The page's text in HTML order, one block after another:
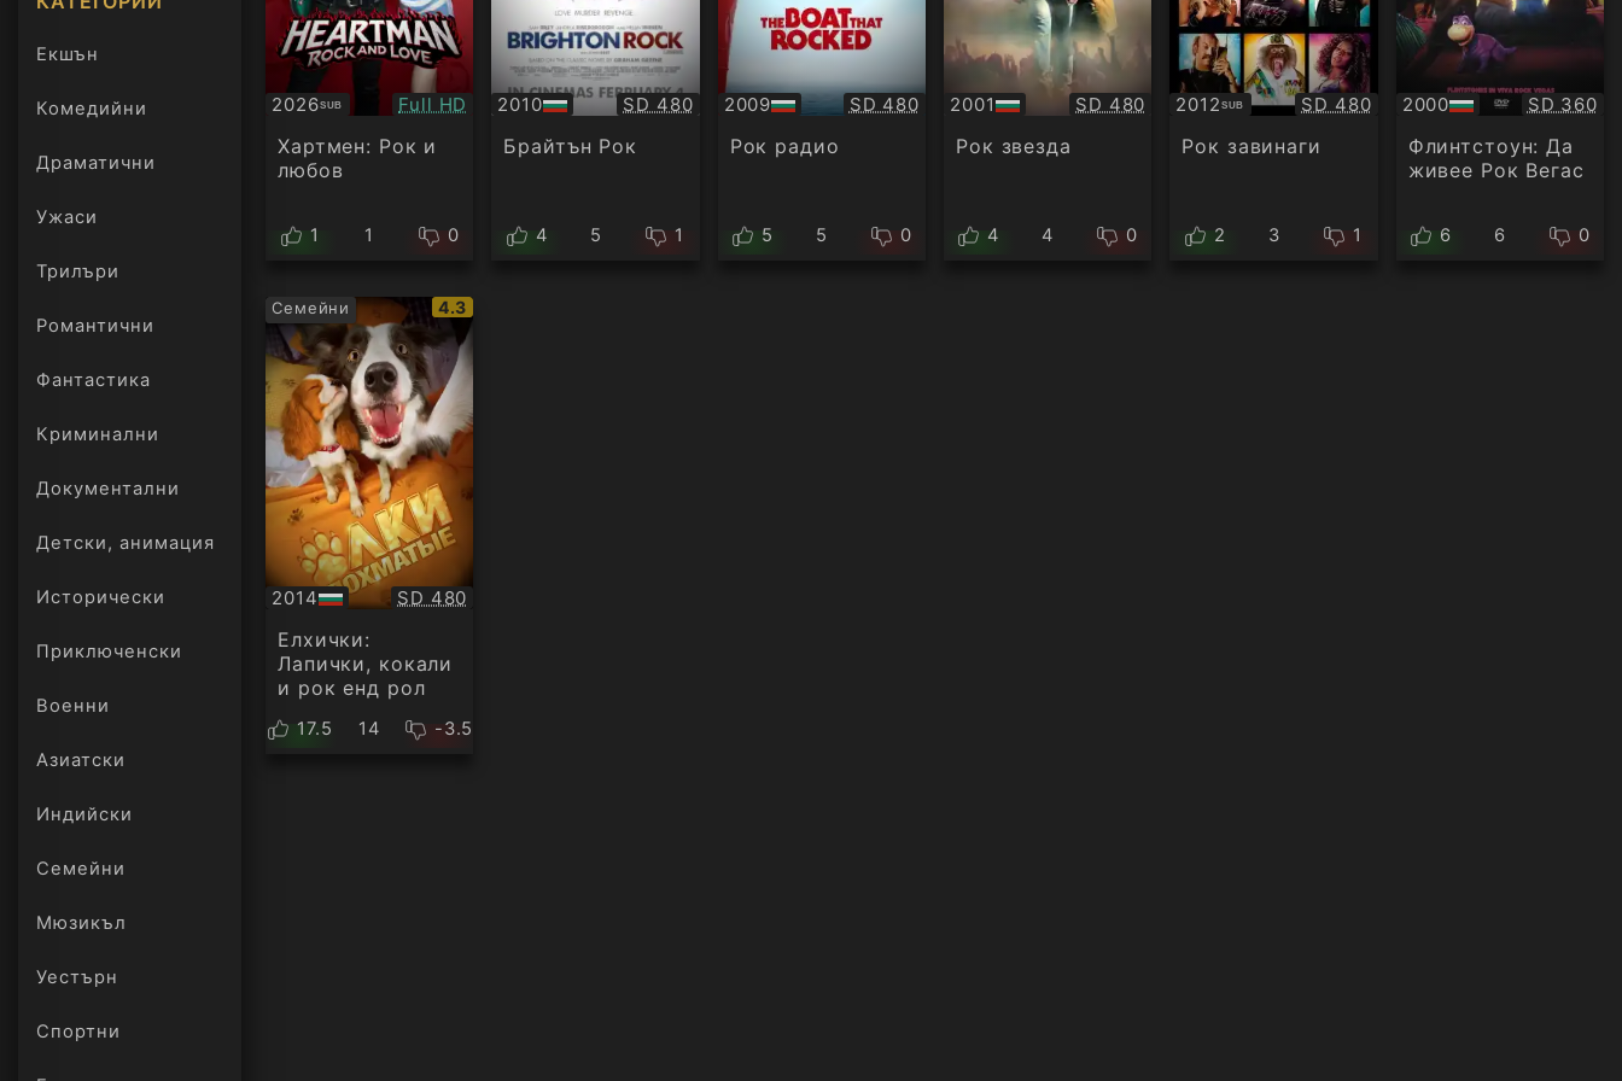
Екшън
Комедийни
Драматични
Ужаси
Трилъри
онлайн
Романтични
Фантастика
Криминални
Документални
Детски, анимация
Исторически
Приключенски
Военни
Азиатски
Индийски
Семейни
Мюзикъл
Уестърн
Спортни
2026SUB
Субтитри Качество:
Full HD
Хартмен: Рок и
любов
1 1 0
2010
БГ
аудио
Качество:
SD 480
Брайтън Рок
4 5 1
2009
БГ
аудио
Качество:
SD 480
Рок радио
5 5 0
2001
БГ
аудио
Качество:
SD 480
Рок звезда
4 4 0
2012SUB
Субтитри Качество:
SD 480
Рок завинаги
2 3 1
2000
БГ
аудио
SD 360
Флинтстоун: Да
живее Рок Вегас
6 6 0
Семейни
IMDb
рейтинг:
4.3
2014
БГ
аудио
Качество:
SD 480
Елхички:
Лапички, кокали
и рок енд рол
17.5 14 -3.5